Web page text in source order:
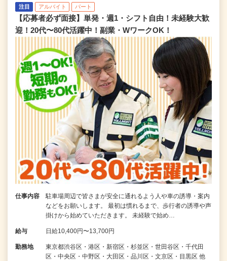
注目 アルバイト パート
【応募者必ず面接】単発・週1・シフト自由！未経験大歓
迎！20代〜80代活躍中！副業・WワークOK！
仕事内容
駐車場周辺で皆さまが安全に通れるよう人や車の誘導・案内
などをお願いします。 最初は慣れるまで、歩行者の誘導や声
掛けから始めていただきます。 未経験で始め…
給与 日給10,400円〜13,700円
勤務地
東京都渋谷区・港区・新宿区・杉並区・世田谷区・千代田
区・中央区・中野区・大田区・品川区・文京区・目黒区 他